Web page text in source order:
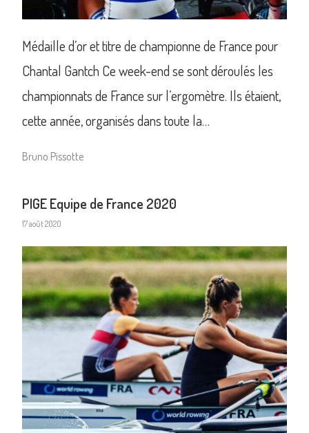
Médaille d’or et titre de championne de France pour
Chantal Gantch Ce week-end se sont déroulés les
championnats de France sur l’ergomètre. Ils étaient,
cette année, organisés dans toute la…
Bruno Pissotte
PIGE Equipe de France 2020
17 août 2020